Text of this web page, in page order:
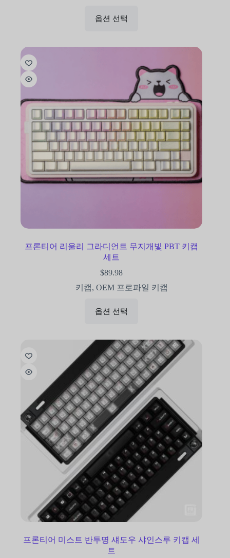
옵션 선택
프론티어 리울리 그라디언트 무지개빛 PBT 키캡
세트
$89.98
키캡,OEM 프로파일 키캡
옵션 선택
프론티어 미스트 반투명 섀도우 샤인스루 키캡 세
트